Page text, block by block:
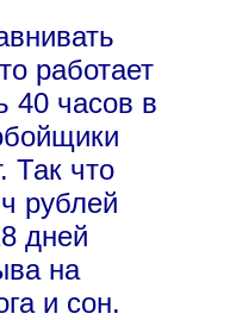
работает
40 часов в
Так что
рублей
дней
на
и сон.